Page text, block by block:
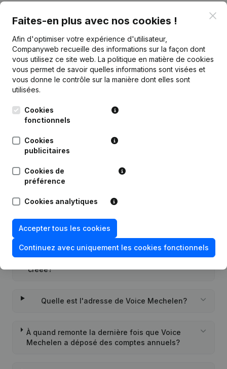
Publications de Voice Mechelen
Date Publication
29-07-2021
Rubrique Constitution (Nouvelle
Personne Morale, Ouverture
Questions fréquemment posées
Quel est le numéro d'entreprise de Voice
Mechelen?
Quel est l'identifiant PEPPOL de Voice
Mechelen?
Quand la société Voice Mechelen a-t-elle été
créée?
Quelle est l'adresse de Voice Mechelen?
À quand remonte la dernière fois que Voice
Mechelen a déposé des comptes annuels?
Faites-en plus avec nos cookies !
Afin d'optimiser votre expérience d'utilisateur,
Companyweb recueille des informations sur la façon dont
vous utilisez ce site web. La politique en matière de cookies
vous permet de savoir quelles informations sont visées et
vous donne le contrôle sur la manière dont elles sont
utilisées.
Cookies
fonctionnels
Cookies
publicitaires
Cookies de
préférence
Cookies analytiques
Accepter tous les cookies
Continuez avec uniquement les cookies fonctionnels